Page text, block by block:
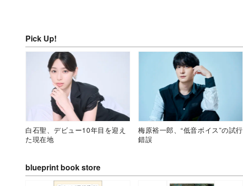
Pick Up!
白石聖、デビュー10年目を迎え
た現在地
梅原裕一郎、“低音ボイス”の試行
錯誤
blueprint book store